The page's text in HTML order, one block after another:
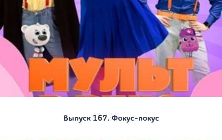
Выпуск 167. Фокус-покус